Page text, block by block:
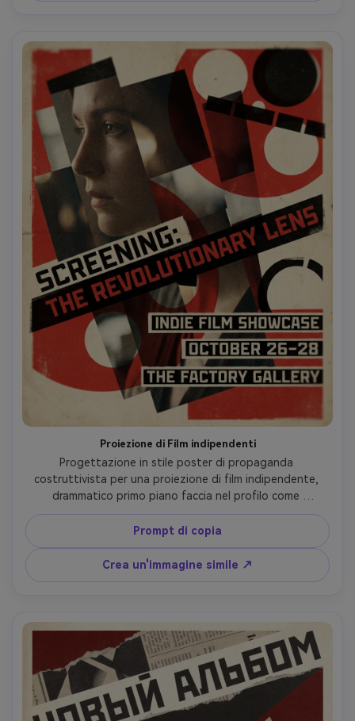
Proiezione di Film indipendenti
Progettazione in stile poster di propaganda
costruttivista per una proiezione di film indipendente,
drammatico primo piano faccia nel profilo come
fotomontaggio, banda del titolo in diagonale affilata,
cerchi e barre in grassetto che suggeriscono una bobina
del film, tavolozza limitata rosso nero crema, trama
serigrafia grezza, composizione tipografica ad alto
impatto con blocchi di sottotitoli, galleria poster
Prompt di copia
Crea un'immagine simile ↗